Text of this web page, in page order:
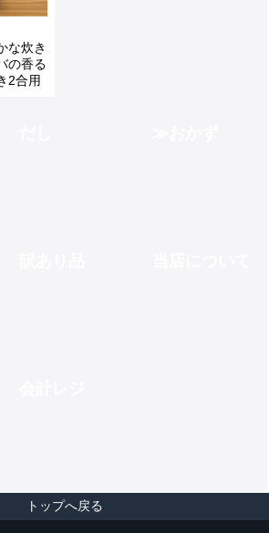
な炊き
の香る
2合用
トップへ戻る